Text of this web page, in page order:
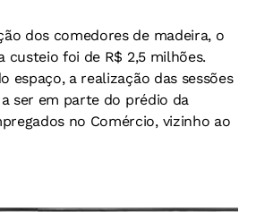
dos comedores de madeira, o
custeio foi de R$ 2,5 milhões.
espaço, a realização das sessões
ser em parte do prédio da
no Comércio, vizinho ao